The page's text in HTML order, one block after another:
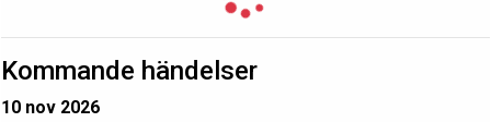
Kommande händelser
10 nov 2026